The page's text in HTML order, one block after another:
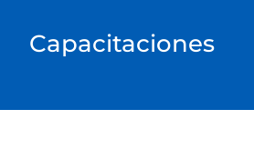
Capacitaciones